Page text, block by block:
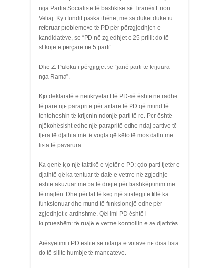
nga Partia Socialiste të bashkisë së Tiranës Erion
Veliaj. Ky i fundit paska thënë, me sa duket duke iu
referuar problemeve të PD për përzgjedhjen e
kandidatëve, se “PD në zgjedhjet e 25 prillit do të
shkojë e përçarë në 5 parti”.
Dhe Z. Paloka i përgjigjet se “janë parti të krijuara
nga Rama”.
Kjo deklaratë e nënkryetarit të PD-së është në radhë
të parë një parapritë për antarë të PD që mund të
tentoheshin të krijonin ndonjë parti të re. Por është
njëkohësisht edhe një parapritë edhe ndaj partive të
tjera të djathta më të vogla që këto të mos dalin me
lista të pavarura.
Ka qenë kjo një taktikë e vjetër e PD: çdo parti tjetër e
djathtë që ka tentuar të dalë e vetme në zgjedhje
është akuzuar me pa të drejtë për bashkëpunim me
të majtën. Dhe për fat të keq një strategji e tillë ka
funksionuar dhe mund të funksionojë edhe për
zgjedhjet e ardhshme. Qëllimi PD është i
kuptueshëm: të ruajë e vetme kontrollin e së djathtës.
Arësyetimi i PD është se ndarja e votave në disa lista
do të sillte humbje të mandateve.